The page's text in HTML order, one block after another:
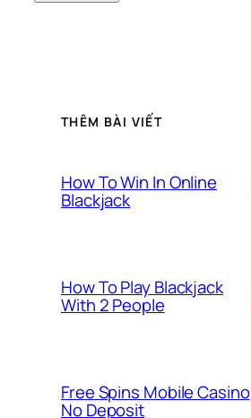
THÊM BÀI VIẾT
How To Win In Online
Blackjack
How To Play Blackjack
With 2 People
Free Spins Mobile Casino
No Deposit